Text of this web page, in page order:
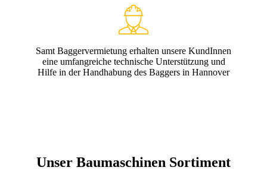
Samt Baggervermietung erhalten unsere KundInnen
eine umfangreiche technische Unterstützung und
Hilfe in der Handhabung des Baggers in Hannover
Unser Baumaschinen Sortiment